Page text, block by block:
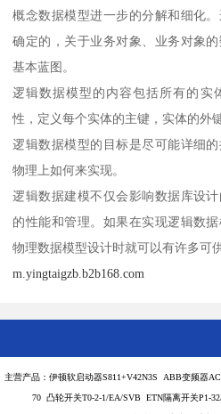
概念数据模型进一步的分解和细化
确定的，关于业务对象、业务对象
基本蓝图。
逻辑数据模型的内容包括所有的实
性，定义每个实体的主键，实体的外
逻辑数据模型的目标是尽可能详细
物理上如何来实现。
逻辑数据建模不仅会影响数据库设
的性能和管理。如果在实现逻辑数
物理数据模型设计时就可以有许多可
m.yingtaigzb.b2b168.com
主营产品：伊顿软启动器S811+V42N3S ABB变频器
70 凸轮开关T0-2-1/EA/SVB ETN隔离开关P1-